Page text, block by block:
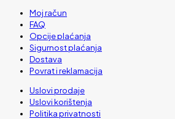
Moj račun
FAQ
Opcije plaćanja
Sigurnost plaćanja
Dostava
Povrat i reklamacija
Uslovi prodaje
Uslovi korištenja
Politika privatnosti